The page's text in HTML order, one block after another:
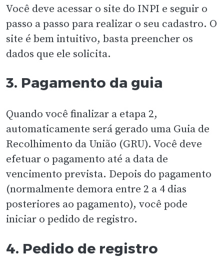
Você deve acessar o site do INPI e seguir o
passo a passo para realizar o seu cadastro. O
site é bem intuitivo, basta preencher os
dados que ele solicita.
3. Pagamento da guia
Quando você finalizar a etapa 2,
automaticamente será gerado uma Guia de
Recolhimento da União (GRU). Você deve
efetuar o pagamento até a data de
vencimento prevista. Depois do pagamento
(normalmente demora entre 2 a 4 dias
posteriores ao pagamento), você pode
iniciar o pedido de registro.
4. Pedido de registro